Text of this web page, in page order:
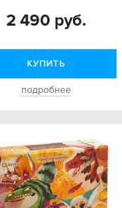
2 490 руб.
КУПИТЬ
подробнее